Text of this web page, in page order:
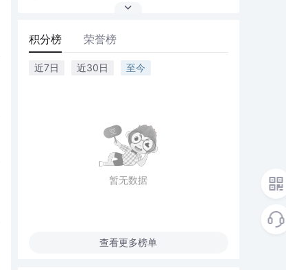
积分榜 荣誉榜
近7日 近30日 至今
暂无数据
查看更多榜单